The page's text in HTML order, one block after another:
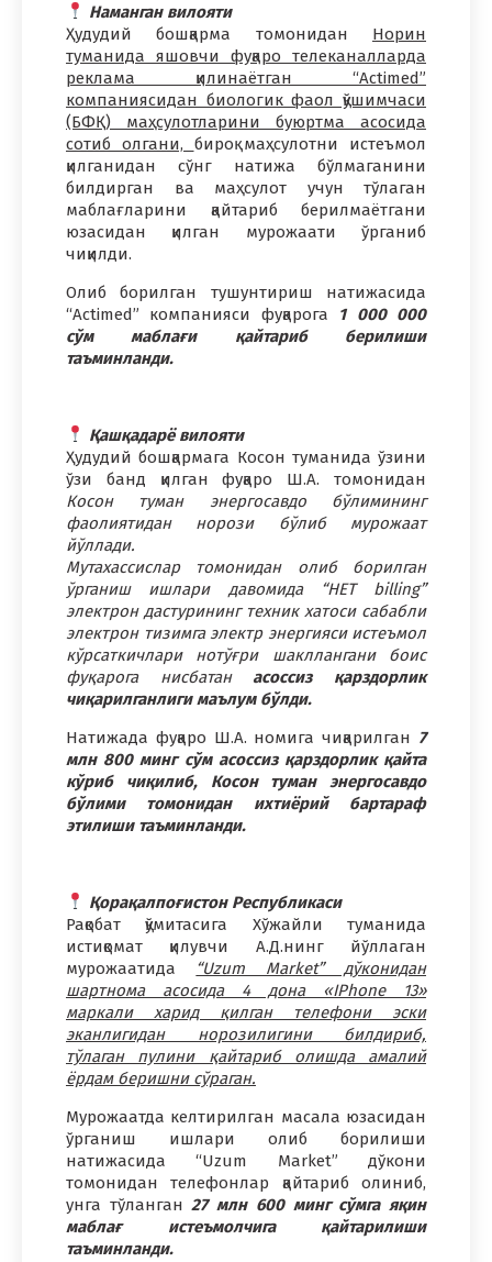
Наманган вилояти
Ҳудудий бошқарма томонидан Норин
туманида яшовчи фуқаро телеканалларда
реклама қилинаётган “Actimed”
компаниясидан биологик фаол қўшимчаси
(БФҚ) маҳсулотларини буюртма асосида
сотиб олгани, бироқ маҳсулотни истеъмол
қилганидан сўнг натижа бўлмаганини
билдирган ва маҳсулот учун тўлаган
маблағларини қайтариб берилмаётгани
юзасидан қилган мурожаати ўрганиб
чиқилди.
Олиб борилган тушунтириш натижасида
“Actimed” компанияси фуқарога 1 000 000
сўм маблағи қайтариб берилиши
таъминланди.
Қашқадарё вилояти
Ҳудудий бошқармага Косон туманида ўзини
ўзи банд қилган фуқаро Ш.А. томонидан
Косон туман энергосавдо бўлимининг
фаолиятидан норози бўлиб мурожаат
йўллади.
Мутахассислар томонидан олиб борилган
ўрганиш ишлари давомида “HET billing”
электрон дастурининг техник хатоси сабабли
электрон тизимга электр энергияси истеъмол
кўрсаткичлари нотўғри шакллангани боис
фуқарога нисбатан асоссиз қарздорлик
чиқарилганлиги маълум бўлди.
Натижада фуқаро Ш.А. номига чиқарилган 7
млн 800 минг сўм асоссиз қарздорлик қайта
кўриб чиқилиб, Косон туман энергосавдо
бўлими томонидан ихтиёрий бартараф
этилиши таъминланди.
Қорақалпоғистон Республикаси
Рақобат қўмитасига Хўжайли туманида
истиқомат қилувчи А.Д.нинг йўллаган
мурожаатида “Uzum Market” дўконидан
шартнома асосида 4 дона «IPhone 13»
маркали харид қилган телефони эски
эканлигидан норозилигини билдириб,
тўлаган пулини қайтариб олишда амалий
ёрдам беришни сўраган.
Мурожаатда келтирилган масала юзасидан
ўрганиш ишлари олиб борилиши
натижасида “Uzum Market” дўкони
томонидан телефонлар қайтариб олиниб,
унга тўланган27 млн 600 минг сўмга яқин
маблағ истеъмолчига қайтарилиши
таъминланди.